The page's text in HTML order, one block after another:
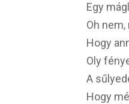
Egy
Oh
Hogy
Oly
A
Hogy